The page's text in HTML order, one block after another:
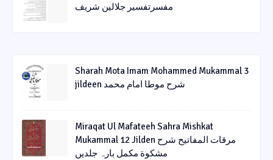
مفسرتفسیر جلالین شریف
Sharah Mota Imam Mohammed Mukammal 3
jildeen شرح موطا امام محمد
Miraqat Ul Mafateeh Sahra Mishkat
Mukammal 12 Jilden مرقات المفاتیح شرح
مشکوة مکمل بارہ جلدیں